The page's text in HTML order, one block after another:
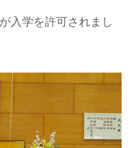
入学を許可されまし